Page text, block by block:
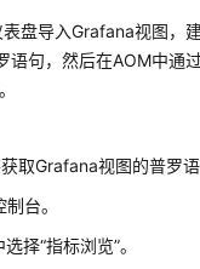
盘导入Grafana视图，
语句，然后在AOM中通
取Grafana视图的普罗语
台。
择“指标浏览”。